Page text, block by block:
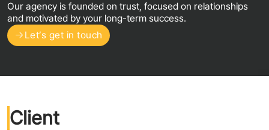
Our agency is founded on trust, focused on relationships
and motivated by your long-term success.
Let’s get in touch
Client